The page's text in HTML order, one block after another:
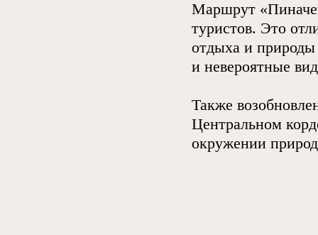
Маршрут
туристов. Это
отдыха и
и невероятные
Также
Центральном
окружении